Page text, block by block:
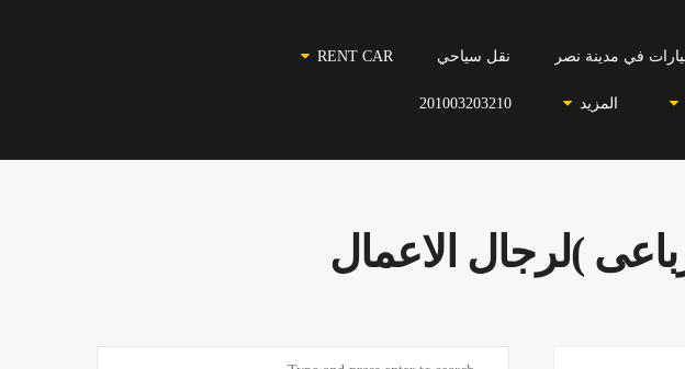
في مدينة نصر نقل سياحي RENT CAR
المزيد 201003203210
)لرجال الاعمال